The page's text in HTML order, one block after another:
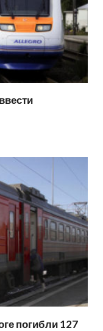
погибли 127